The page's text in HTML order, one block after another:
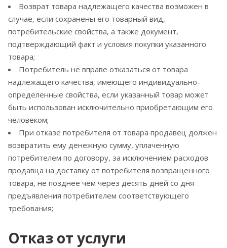
Возврат товара надлежащего качества возможен в
случае, если сохранены его товарный вид,
потребительские свойства, а также документ,
подтверждающий факт и условия покупки указанного
товара;
Потребитель не вправе отказаться от товара
надлежащего качества, имеющего индивидуально-
определенные свойства, если указанный товар может
быть использован исключительно приобретающим его
человеком;
При отказе потребителя от товара продавец должен
возвратить ему денежную сумму, уплаченную
потребителем по договору, за исключением расходов
продавца на доставку от потребителя возвращенного
товара, не позднее чем через десять дней со дня
предъявления потребителем соответствующего
требования;
Отказ от услуги